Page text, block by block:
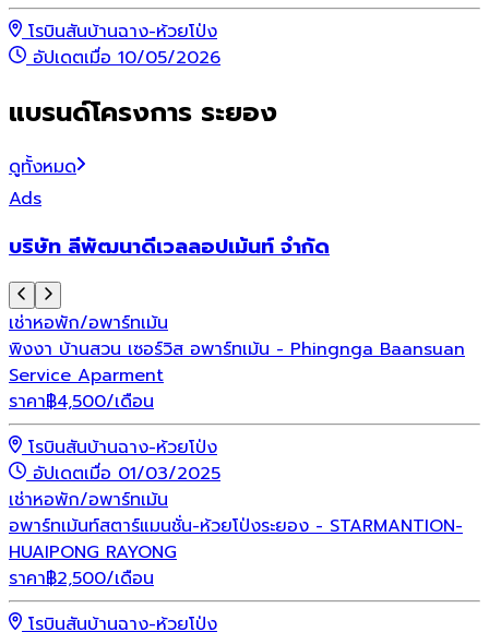
โรบินสันบ้านฉาง-ห้วยโป่ง
อัปเดตเมื่อ 10/05/2026
แบรนด์โครงการ ระยอง
ดูทั้งหมด
Ads
บริษัท ลีพัฒนาดีเวลลอปเม้นท์ จำกัด
เช่าหอพัก/อพาร์ทเม้น
พิงงา บ้านสวน เซอร์วิส อพาร์ทเม้น - Phingnga Baansuan
Service Aparment
ราคา฿4,500/เดือน
โรบินสันบ้านฉาง-ห้วยโป่ง
อัปเดตเมื่อ 01/03/2025
เช่าหอพัก/อพาร์ทเม้น
อพาร์ทเม้นท์สตาร์แมนชั่น-ห้วยโป่งระยอง - STARMANTION-
HUAIPONG RAYONG
ราคา฿2,500/เดือน
โรบินสันบ้านฉาง-ห้วยโป่ง